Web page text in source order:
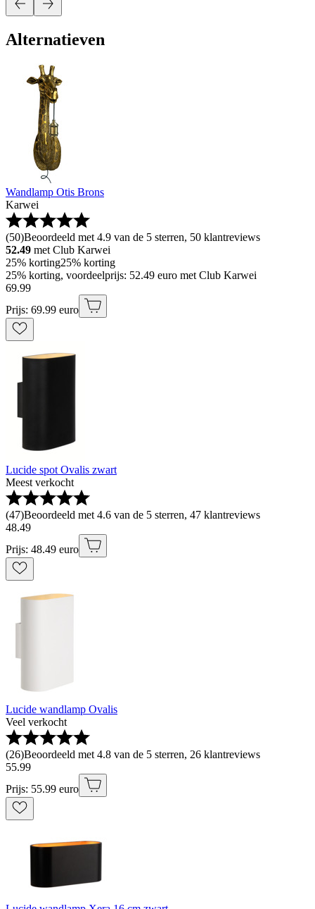
Alternatieven
Wandlamp Otis Brons
Karwei
(50)Beoordeeld met 4.9 van de 5 sterren, 50 klantreviews
52.49 met Club Karwei
25% korting25% korting
25% korting, voordeelprijs: 52.49 euro met Club Karwei
69.99
Prijs: 69.99 euro
Lucide spot Ovalis zwart
Meest verkocht
(47)Beoordeeld met 4.6 van de 5 sterren, 47 klantreviews
48.49
Prijs: 48.49 euro
Lucide wandlamp Ovalis
Veel verkocht
(26)Beoordeeld met 4.8 van de 5 sterren, 26 klantreviews
55.99
Prijs: 55.99 euro